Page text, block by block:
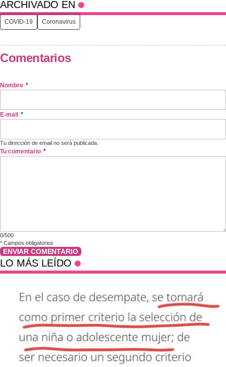
ARCHIVADO EN
COVID-19 Coronavirus
Comentarios
Nombre *
E-mail *
Tu dirección de email no será publicada.
Tu comentario *
0/500
* Campos obligatorios
ENVIAR COMENTARIO
LO MÁS LEÍDO